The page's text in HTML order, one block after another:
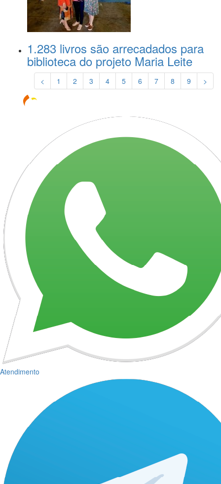
1.283 livros são arrecadados para
biblioteca do projeto Maria Leite
< 1 2 3 4 5 6 7 8 9 >
Atendimento